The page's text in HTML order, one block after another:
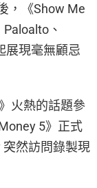
，《Show Me
、
展現毫無顧忌
火熱的話題參
5》正式
突然訪問錄製現